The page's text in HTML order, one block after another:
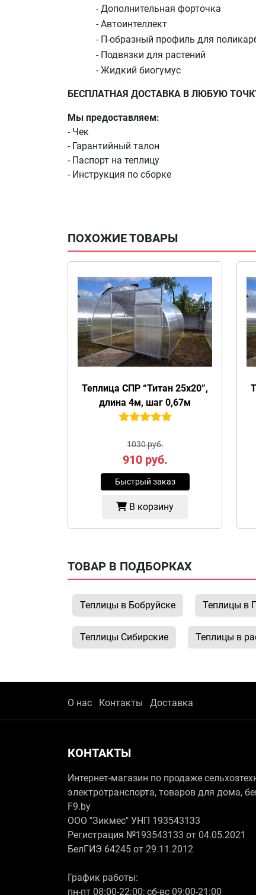
- Дополнительная форточка
- Автоинтеллект
- П-образный профиль для
- Подвязки для растений
- Жидкий биогумус
БЕСПЛАТНАЯ ДОСТАВКА В ЛЮБУЮ
Мы предоставляем:
- Чек
- Гарантийный талон
- Паспорт на теплицу
- Инструкция по сборке
ПОХОЖИЕ ТОВАРЫ
Теплица СПР “Титан 25х20”,
длина 4м, шаг 0,67м
1030 руб.
910руб.
Быстрый заказ
В корзину
ТОВАР В ПОДБОРКАХ
Теплицы в Бобруйске Теплицы в
Теплицы Сибирские Теплицы в
О нас Контакты Доставка
КОНТАКТЫ
Интернет-магазин по продаже
электротранспорта, товаров для дома,
F9.by
ООО "Зикмес" УНП 193543133
Регистрация №193543133 от 04.05.2021
БелГИЭ 64245 от 29.11.2012
График работы:
пн-пт 08:00-22:00; сб-вс 09:00-21:00